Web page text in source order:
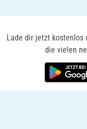
Lade dir jetzt kostenlos
die vielen